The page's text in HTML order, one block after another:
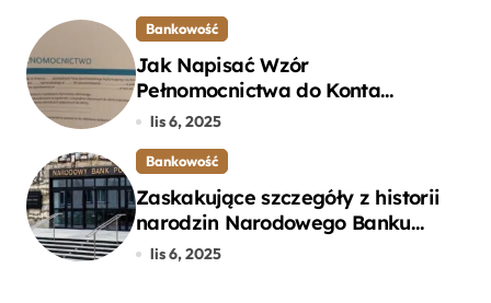
Bankowość
Jak Napisać Wzór
Pełnomocnictwa do Konta
Bankowego – Praktyczny
lis 6, 2025
Bankowość
Zaskakujące szczegóły z historii
narodzin Narodowego Banku
Polskiego, o których mogłeś nie
lis 6, 2025